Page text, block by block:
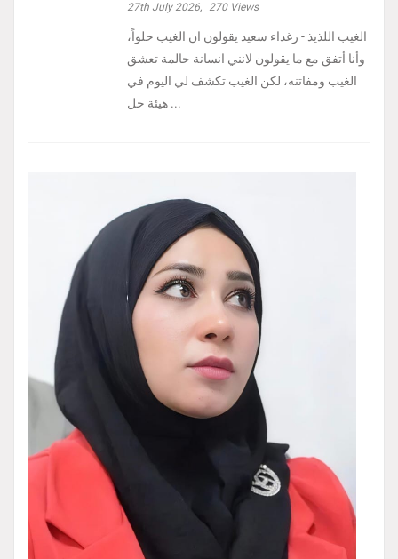
27th July 2026, 270Views
الغيب اللذيذ - رغداء سعيد يقولون ان الغيب حلواً،
وأنا أتفق مع ما يقولون لانني انسانة حالمة تعشق
الغيب ومفاتنه، لكن الغيب تكشف لي اليوم في
هيئة حل ...